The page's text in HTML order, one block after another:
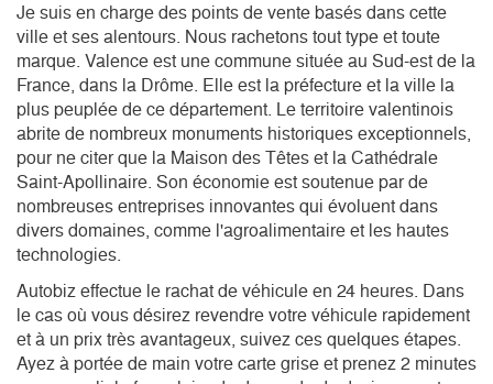
Je suis en charge des points de vente basés dans cette
ville et ses alentours. Nous rachetons tout type et toute
marque. Valence est une commune située au Sud-est de la
France, dans la Drôme. Elle est la préfecture et la ville la
plus peuplée de ce département. Le territoire valentinois
abrite de nombreux monuments historiques exceptionnels,
pour ne citer que la Maison des Têtes et la Cathédrale
Saint-Apollinaire. Son économie est soutenue par de
nombreuses entreprises innovantes qui évoluent dans
divers domaines, comme l'agroalimentaire et les hautes
technologies.
Autobiz effectue le rachat de véhicule en 24 heures. Dans
le cas où vous désirez revendre votre véhicule rapidement
et à un prix très avantageux, suivez ces quelques étapes.
Ayez à portée de main votre carte grise et prenez 2 minutes